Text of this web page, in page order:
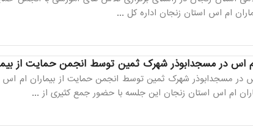
ام اس استان زنجان اداره کل ...
اس در مسجدابوذر شهرک ثمین توسط انجمن حمایت از
در مسجدابوذر شهرک ثمین توسط انجمن حمایت از بیماران ام اس
ام اس استان زنجان این جلسه با حضور جمع کثیری از ...